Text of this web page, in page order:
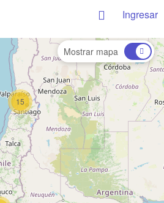
Ingresar
15
Mostrar mapa